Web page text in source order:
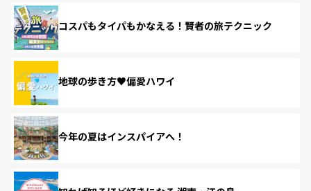
コスパもタイパもかなえる！賢者の旅テクニック
地球の歩き方♥偏愛ハワイ
今年の夏はインスパイアへ！